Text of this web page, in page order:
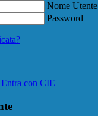
Nome Utente
Password
Entra con CIE